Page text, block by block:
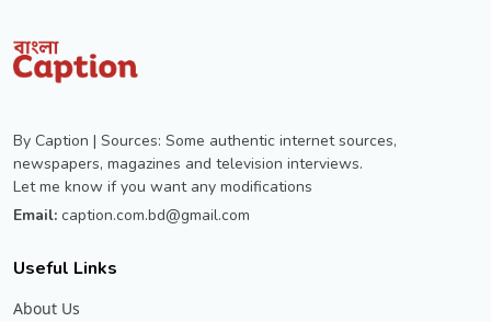
By Caption | Sources: Some authentic internet sources,
newspapers, magazines and television interviews.
Let me know if you want any modifications
Email: caption.com.bd@gmail.com
Useful Links
About Us